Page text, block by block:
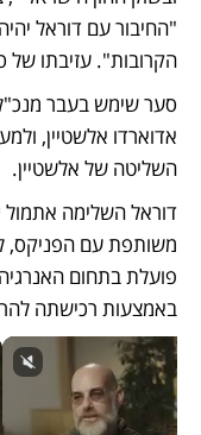
הקרובות". עזיבתו של סער
השליטה של אלשטיין.
באמצעות רכישתה